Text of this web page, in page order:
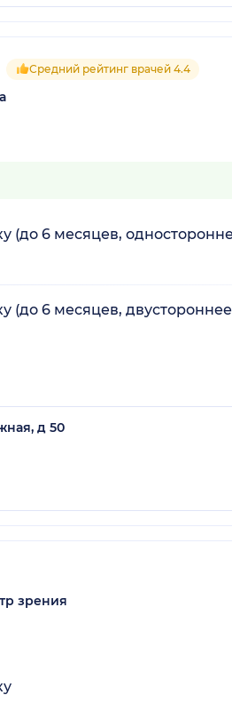
Средний рейтинг врачей 4.4
(до 6 месяцев,
(до 6 месяцев,
д 50
зрения